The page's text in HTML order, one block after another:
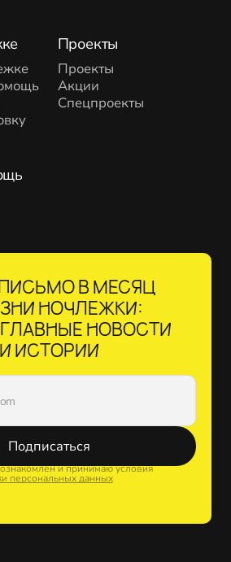
Проекты
Проекты
Акции
Спецпроекты
В МЕСЯЦ
НОЧЛЕЖКИ:
НОВОСТИ
И ИСТОРИИ
Подписаться
и принимаю условия
персональных данных